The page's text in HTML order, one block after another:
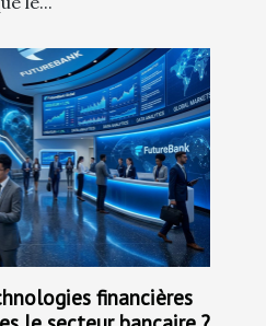
financières